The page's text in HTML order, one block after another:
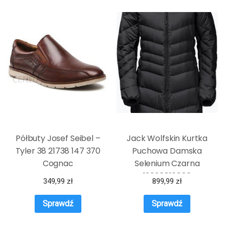
Półbuty Josef Seibel –
Tyler 38 21738 147 370
Cognac
349,99 zł
Sprawdź
Jack Wolfskin Kurtka
Puchowa Damska
Selenium Czarna
12020816000
4055001266869
899,99 zł
Sprawdź